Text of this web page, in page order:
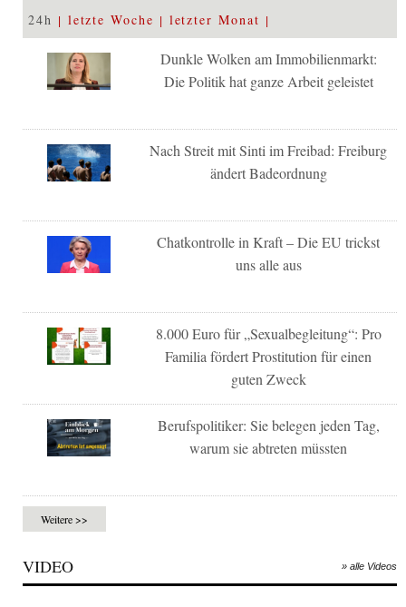
24h letzte Woche letzter Monat
Dunkle Wolken am Immobilienmarkt:
Die Politik hat ganze Arbeit geleistet
Nach Streit mit Sinti im Freibad: Freiburg
ändert Badeordnung
Chatkontrolle in Kraft – Die EU trickst
uns alle aus
8.000 Euro für „Sexualbegleitung“: Pro
Familia fördert Prostitution für einen
guten Zweck
Berufspolitiker: Sie belegen jeden Tag,
warum sie abtreten müssten
Weitere >>
VIDEO » alle Videos